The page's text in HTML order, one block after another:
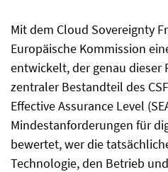
Mit dem Cloud Sovereignty
Europäische Kommission
entwickelt, der genau dieser
zentraler Bestandteil des
Effective Assurance Level
Mindestanforderungen für
bewertet, wer die
Technologie, den Betrieb